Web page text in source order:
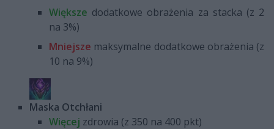
Większe dodatkowe obrażenia za stacka (z 2
na 3%)
Mniejsze maksymalne dodatkowe obrażenia (z
10 na 9%)
Maska Otchłani
Więcej zdrowia (z 350 na 400 pkt)